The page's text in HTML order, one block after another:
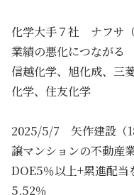
化学大手７社 ナフサ
業績の悪化につながる
信越化学、旭化成、三
化学、住友化学
2025/5/7 矢作建設（
譲マンションの不動産
DOE5％以上+累進配
5.52％